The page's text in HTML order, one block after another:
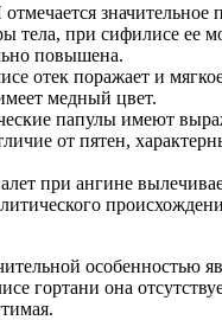
значительное
тела, при сифилисе ее
повышена.
отек поражает и
медный цвет.
папулы имеют
от пятен,
при ангине
особенностью
гортани она